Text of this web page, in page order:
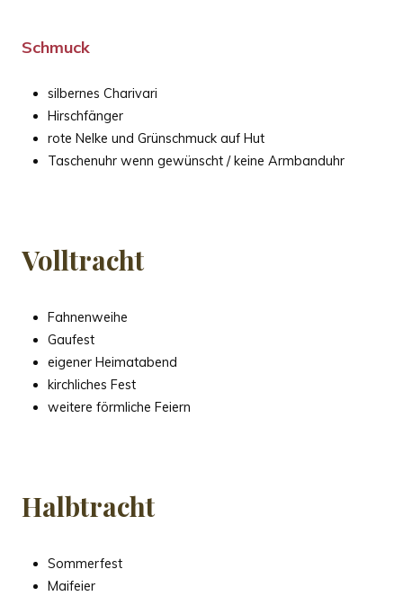
Schmuck
silbernes Charivari
Hirschfänger
rote Nelke und Grünschmuck auf Hut
Taschenuhr wenn gewünscht / keine Armbanduhr
Volltracht
Fahnenweihe
Gaufest
eigener Heimatabend
kirchliches Fest
weitere förmliche Feiern
Halbtracht
Sommerfest
Maifeier